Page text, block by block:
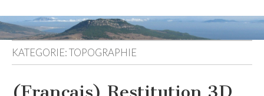
KATEGORIE:TOPOGRAPHIE
(Français) Restitution 3D